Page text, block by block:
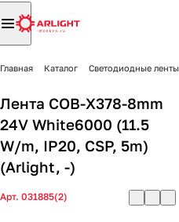
Главная Каталог Светодиодные ленты
Лента COB-X378-8mm
24V White6000 (11.5
W/m, IP20, CSP, 5m)
(Arlight, -)
Арт. 031885(2)